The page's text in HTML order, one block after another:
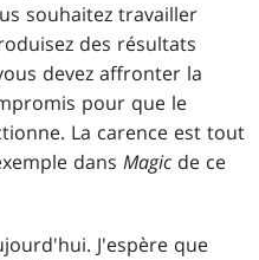
souhaitez travailler
des résultats
devez affronter la
pour que le
La carence est tout
dansMagic de ce
J'espère que